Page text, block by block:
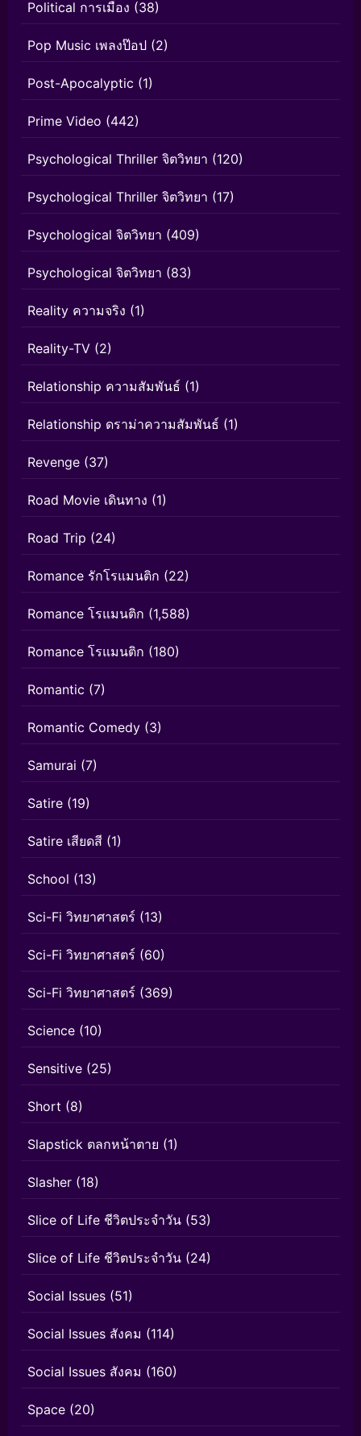
Political การเมือง (38)
Pop Music เพลงป๊อป (2)
Post-Apocalyptic (1)
Prime Video (442)
Psychological Thriller จิตวิทยา (120)
Psychological Thriller จิตวิทยา (17)
Psychological จิตวิทยา (409)
Psychological จิตวิทยา (83)
Reality ความจริง (1)
Reality-TV (2)
Relationship ความสัมพันธ์ (1)
Relationship ดราม่าความสัมพันธ์ (1)
Revenge (37)
Road Movie เดินทาง (1)
Road Trip (24)
Romance รักโรแมนติก (22)
Romance โรแมนติก (1,588)
Romance โรแมนติก (180)
Romantic (7)
Romantic Comedy (3)
Samurai (7)
Satire (19)
Satire เสียดสี (1)
School (13)
Sci-Fi วิทยาศาสตร์ (13)
Sci-Fi วิทยาศาสตร์ (60)
Sci-Fi วิทยาศาสตร์ (369)
Science (10)
Sensitive (25)
Short (8)
Slapstick ตลกหน้าตาย (1)
Slasher (18)
Slice of Life ชีวิตประจำวัน (53)
Slice of Life ชีวิตประจำวัน (24)
Social Issues (51)
Social Issues สังคม (114)
Social Issues สังคม (160)
Space (20)